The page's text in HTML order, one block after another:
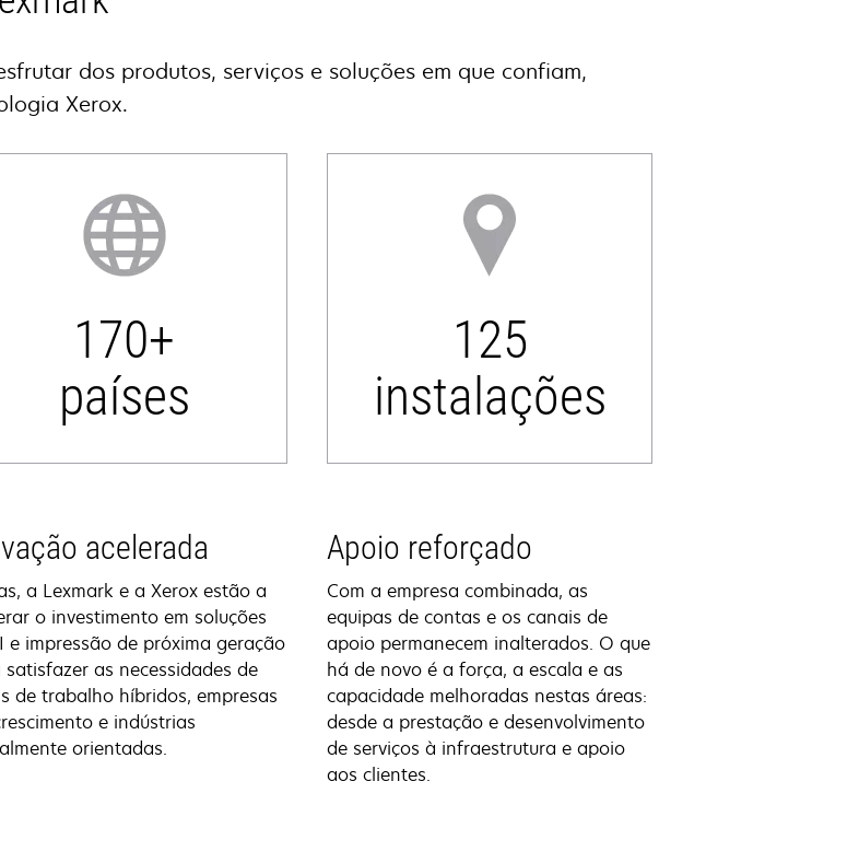
dos produtos, serviços e soluções em que confiam,
Xerox.
170+
países
125
instalações
acelerada
a Lexmark e a Xerox estão a
o investimento em soluções
e impressão de próxima geração
satisfazer as necessidades de
de trabalho híbridos, empresas
e indústrias
orientadas.
Apoio reforçado
Com a empresa combinada, as
equipas de contas e os canais de
apoio permanecem inalterados. O que
há de novo é a força, a escala e as
capacidade melhoradas nestas áreas:
desde a prestação e desenvolvimento
de serviços à infraestrutura e apoio
aos clientes.